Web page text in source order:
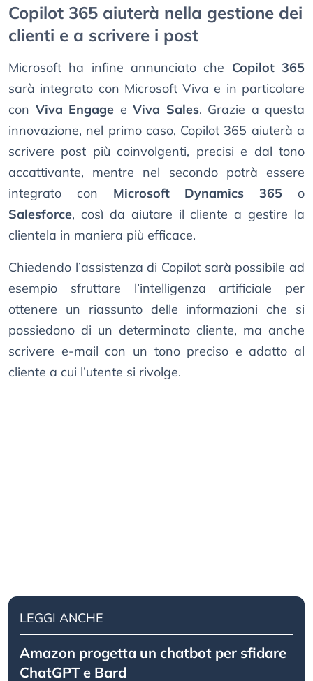
Copilot 365 aiuterà nella gestione dei
clienti e a scrivere i post
Microsoft ha infine annunciato che Copilot 365
sarà integrato con Microsoft Viva e in particolare
con Viva Engage e Viva Sales. Grazie a questa
innovazione, nel primo caso, Copilot 365 aiuterà a
scrivere post più coinvolgenti, precisi e dal tono
accattivante, mentre nel secondo potrà essere
integrato con Microsoft Dynamics 365 o
Salesforce, così da aiutare il cliente a gestire la
clientela in maniera più efficace.
Chiedendo l’assistenza di Copilot sarà possibile ad
esempio sfruttare l’intelligenza artificiale per
ottenere un riassunto delle informazioni che si
possiedono di un determinato cliente, ma anche
scrivere e-mail con un tono preciso e adatto al
cliente a cui l’utente si rivolge.
LEGGI ANCHE
Amazon progetta un chatbot per sfidare
ChatGPT e Bard